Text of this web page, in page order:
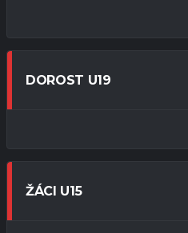
DOROST U19
ŽÁCI U15